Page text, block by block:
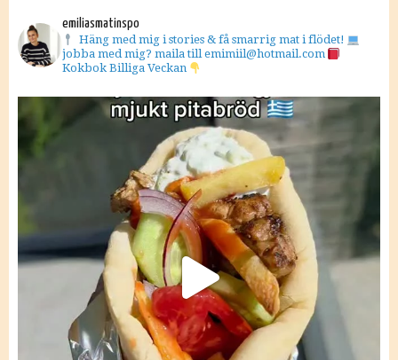
emiliasmatinspo
Häng med mig i stories & få smarrig mat i flödet!
jobba med mig? maila till emimiil@hotmail.com
Kokbok Billiga Veckan